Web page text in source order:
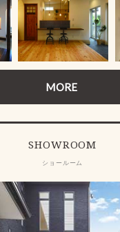
MORE
SHOWROOM
ショールーム